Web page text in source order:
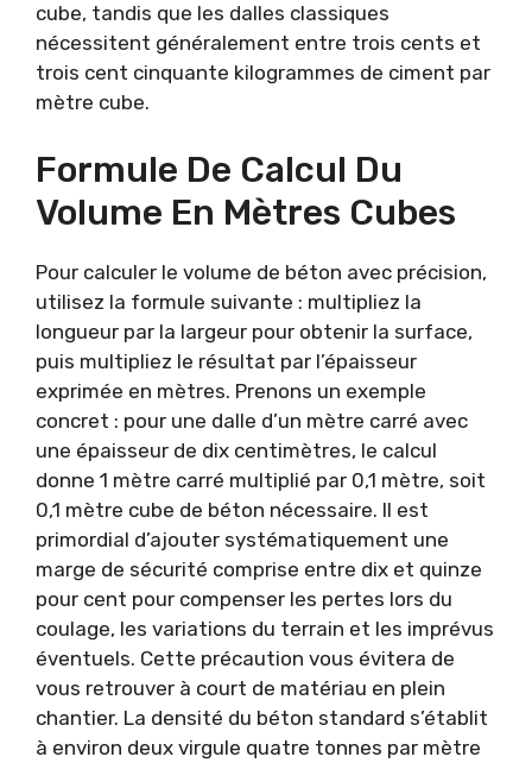
cube, tandis que les dalles classiques
nécessitent généralement entre trois cents et
trois cent cinquante kilogrammes de ciment par
mètre cube.
Formule De Calcul Du
Volume En Mètres Cubes
Pour calculer le volume de béton avec précision,
utilisez la formule suivante : multipliez la
longueur par la largeur pour obtenir la surface,
puis multipliez le résultat par l’épaisseur
exprimée en mètres. Prenons un exemple
concret : pour une dalle d’un mètre carré avec
une épaisseur de dix centimètres, le calcul
donne 1 mètre carré multiplié par 0,1 mètre, soit
0,1 mètre cube de béton nécessaire. Il est
primordial d’ajouter systématiquement une
marge de sécurité comprise entre dix et quinze
pour cent pour compenser les pertes lors du
coulage, les variations du terrain et les imprévus
éventuels. Cette précaution vous évitera de
vous retrouver à court de matériau en plein
chantier. La densité du béton standard s’établit
à environ deux virgule quatre tonnes par mètre